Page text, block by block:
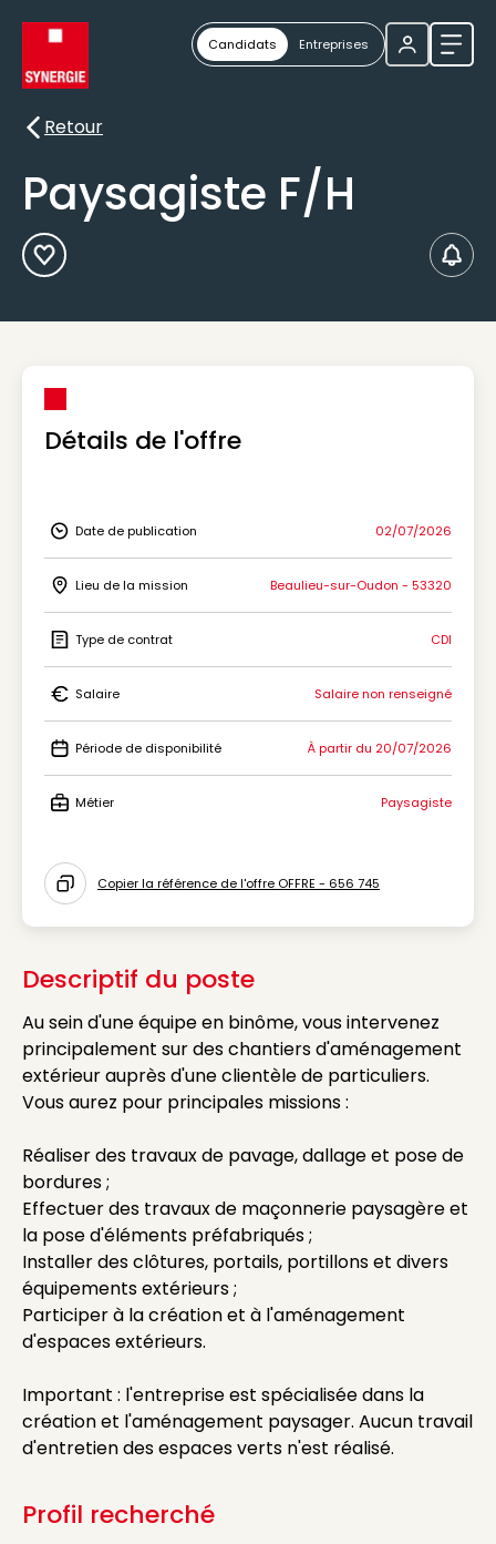
Candidats Entreprises
Retour
Retour
Paysagiste F/H
Ajouter aux Favoris
Détails de l'offre
Icon Date de publication
Date de publication 02/07/2026
Icon Lieu de la mission
Lieu de la mission Beaulieu-sur-Oudon - 53320
Icon Type de contrat
Type de contrat CDI
Icon Salaire
Salaire Salaire non renseigné
Icon Période de disponibilité
Période de disponibilité À partir du 20/07/2026
Métier Paysagiste
Icon copy to clipboard
Copier la référence de l'offre OFFRE - 656 745
Descriptif du poste
Au sein d'une équipe en binôme, vous intervenez
principalement sur des chantiers d'aménagement
extérieur auprès d'une clientèle de particuliers.
Vous aurez pour principales missions :
Réaliser des travaux de pavage, dallage et pose de
bordures ;
Effectuer des travaux de maçonnerie paysagère et
la pose d'éléments préfabriqués ;
Installer des clôtures, portails, portillons et divers
équipements extérieurs ;
Participer à la création et à l'aménagement
d'espaces extérieurs.
Important : l'entreprise est spécialisée dans la
création et l'aménagement paysager. Aucun travail
d'entretien des espaces verts n'est réalisé.
Profil recherché